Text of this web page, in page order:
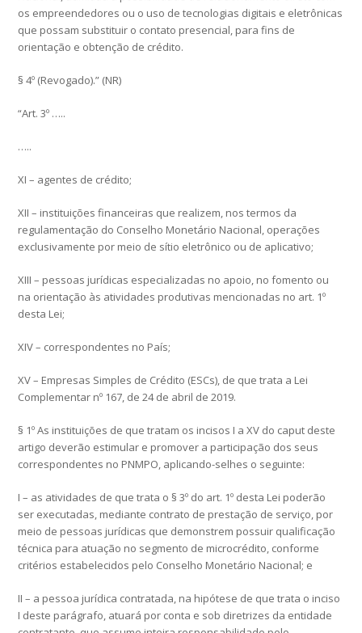
os empreendedores ou o uso de tecnologias digitais e eletrônicas
que possam substituir o contato presencial, para fins de
orientação e obtenção de crédito.
§ 4º (Revogado).” (NR)
“Art. 3º …..
…..
XI – agentes de crédito;
XII – instituições financeiras que realizem, nos termos da
regulamentação do Conselho Monetário Nacional, operações
exclusivamente por meio de sítio eletrônico ou de aplicativo;
XIII – pessoas jurídicas especializadas no apoio, no fomento ou
na orientação às atividades produtivas mencionadas no art. 1º
desta Lei;
XIV – correspondentes no País;
XV – Empresas Simples de Crédito (ESCs), de que trata a Lei
Complementar nº 167, de 24 de abril de 2019.
§ 1º As instituições de que tratam os incisos I a XV do caput deste
artigo deverão estimular e promover a participação dos seus
correspondentes no PNMPO, aplicando-selhes o seguinte:
I – as atividades de que trata o § 3º do art. 1º desta Lei poderão
ser executadas, mediante contrato de prestação de serviço, por
meio de pessoas jurídicas que demonstrem possuir qualificação
técnica para atuação no segmento de microcrédito, conforme
critérios estabelecidos pelo Conselho Monetário Nacional; e
II – a pessoa jurídica contratada, na hipótese de que trata o inciso
I deste parágrafo, atuará por conta e sob diretrizes da entidade